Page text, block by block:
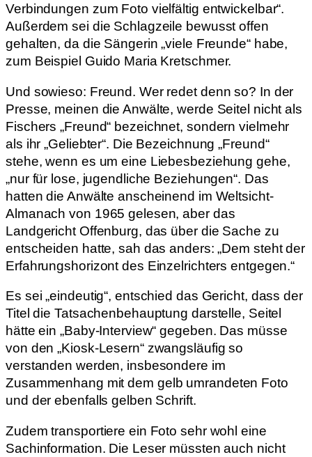
Verbindungen zum Foto vielfältig entwickelbar“.
Außerdem sei die Schlagzeile bewusst offen
gehalten, da die Sängerin „viele Freunde“ habe,
zum Beispiel Guido Maria Kretschmer.
Und sowieso: Freund. Wer redet denn so? In der
Presse, meinen die Anwälte, werde Seitel nicht als
Fischers „Freund“ bezeichnet, sondern vielmehr
als ihr „Geliebter“. Die Bezeichnung „Freund“
stehe, wenn es um eine Liebesbeziehung gehe,
„nur für lose, jugendliche Beziehungen“. Das
hatten die Anwälte anscheinend im Weltsicht-
Almanach von 1965 gelesen, aber das
Landgericht Offenburg, das über die Sache zu
entscheiden hatte, sah das anders: „Dem steht der
Erfahrungshorizont des Einzelrichters entgegen.“
Es sei „eindeutig“, entschied das Gericht, dass der
Titel die Tatsachenbehauptung darstelle, Seitel
hätte ein „Baby-Interview“ gegeben. Das müsse
von den „Kiosk-Lesern“ zwangsläufig so
verstanden werden, insbesondere im
Zusammenhang mit dem gelb umrandeten Foto
und der ebenfalls gelben Schrift.
Zudem transportiere ein Foto sehr wohl eine
Sachinformation. Die Leser müssten auch nicht